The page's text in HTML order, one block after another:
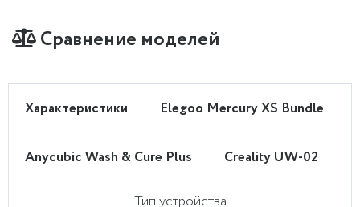
Сравнение моделей
Характеристики Elegoo Mercury XS Bundle
Anycubic Wash & Cure Plus Creality UW-02
Тип устройства